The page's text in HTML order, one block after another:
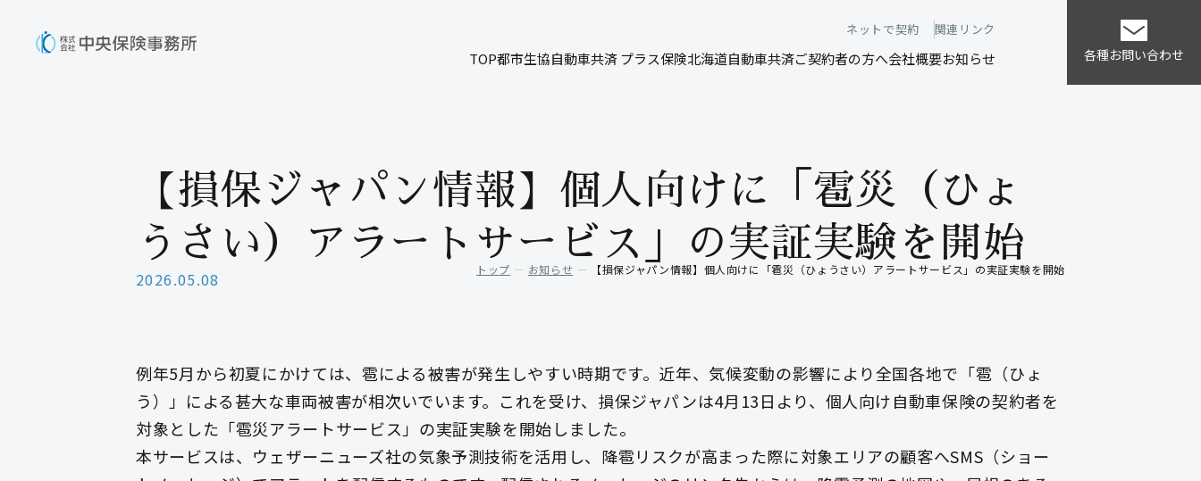
各種お問い合わせ
TOP都市生協自動車共済 プラス保険北海道自動車共済ご契約者の方へ会社概要お知らせ
ネットで契約 関連リンク
【損保ジャパン情報】個人向けに「雹災（ひょ
うさい）アラートサービス」の実証実験を開始
2026.05.08 トップ お知らせ 【損保ジャパン情報】個人向けに「雹災（ひょうさい）アラートサービス」の実証実験を開始
例年5月から初夏にかけては、雹による被害が発生しやすい時期です。近年、気候変動の影響により全国各地で「雹（ひょ
う）」による甚大な車両被害が相次いでいます。これを受け、損保ジャパンは4月13日より、個人向け自動車保険の契約者を
対象とした「雹災アラートサービス」の実証実験を開始しました。
本サービスは、ウェザーニューズ社の気象予測技術を活用し、降雹リスクが高まった際に対象エリアの顧客へSMS（ショー